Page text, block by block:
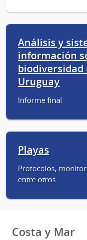
Análisis y
información
biodiversidad
Uruguay
Informe final
Playas
Protocolos,
entre otros.
Costa y Mar